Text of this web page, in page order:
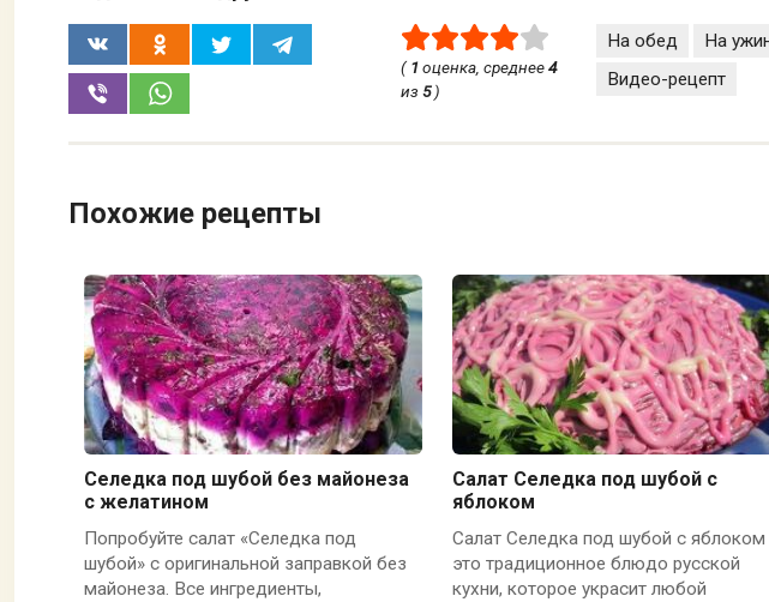
( 1оценка, среднее4
из 5)
На обед На
Видео-рецепт
Похожие рецепты
Селедка под шубой без майонеза
с желатином
Попробуйте салат «Селедка под
шубой» с оригинальной заправкой без
майонеза. Все ингредиенты,
Салат Селедка под шубой с
яблоком
Салат Селедка под шубой с
это традиционное блюдо русской
кухни, которое украсит любой